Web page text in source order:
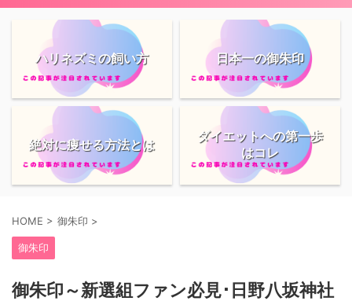
ハリネズミの飼い方 日本一の御朱印
絶対に痩せる方法とは
ダイエットへの第一歩
はコレ
HOME > 御朱印 >
御朱印
御朱印～新選組ファン必見･日野八坂神社